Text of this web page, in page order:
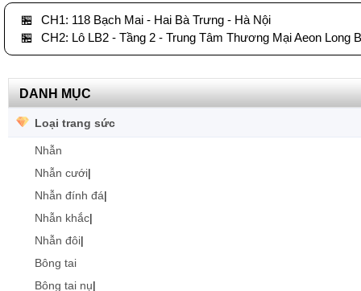
🏪
CH1: 118 Bạch Mai - Hai Bà Trưng - Hà Nội
🏪
CH2: Lô LB2 - Tầng 2 - Trung Tâm Thương Mại Aeon Long
DANH MỤC
Loại trang sức
Nhẫn
Nhẫn cưới|
Nhẫn đính đá|
Nhẫn khắc|
Nhẫn đôi|
Bông tai
Bông tai nụ|